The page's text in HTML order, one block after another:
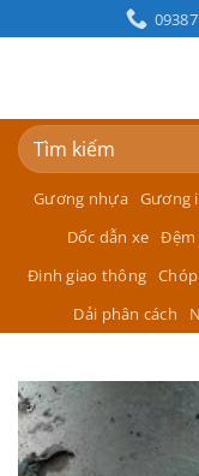
qua
Tìm
kiếm:
Gương nhựa Gương
Dốc dẫn xe Đệm
Đinh giao thông
Dải phân cách